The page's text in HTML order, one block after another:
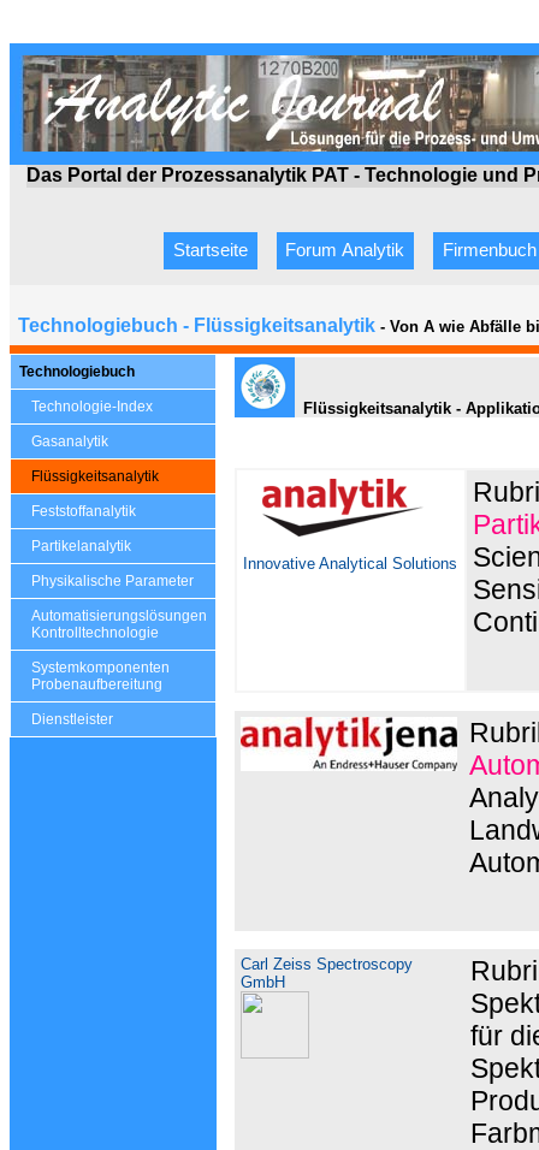
Das Portal der Prozessanalytik PAT - Technologie und
Startseite Forum Analytik Firmenbuch
Technologiebuch - Flüssigkeitsanalytik - Von A wie Abfälle
Technologiebuch
Technologie-Index
Gasanalytik
Flüssigkeitsanalytik
Feststoffanalytik
Partikelanalytik
Physikalische Parameter
Automatisierungslösungen
Kontrolltechnologie
Systemkomponenten
Probenaufbereitung
Dienstleister
Flüssigkeitsanalytik -
Innovative Analytical Solutions
Carl Zeiss Spectroscopy
GmbH
für